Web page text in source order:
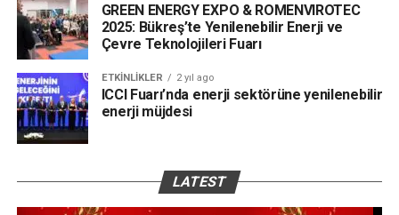
GREEN ENERGY EXPO & ROMENVIROTEC
2025: Bükreş’te Yenilenebilir Enerji ve
Çevre Teknolojileri Fuarı
ETKINLIKLER 2 yıl ago
ICCI Fuarı’nda enerji sektörüne yenilenebilir
enerji müjdesi
LATEST